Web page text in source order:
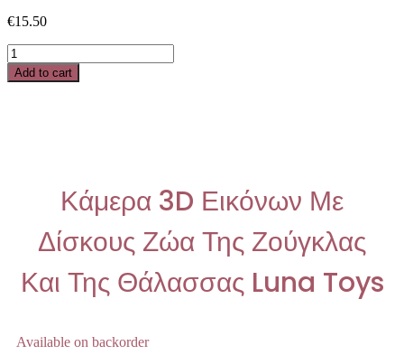
€15.50
Add to cart
Κάμερα 3D Εικόνων Με
Δίσκους Ζώα Της Ζούγκλας
Και Της Θάλασσας Luna Toys
Available on backorder